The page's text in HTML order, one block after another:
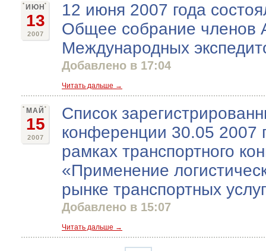
ИЮН
13
2007
12 июня 2007 года
Общее собрание членов
Международных
Добавлено в 17:04
Читать дальше →
МАЙ
15
2007
Список
конференции 30.05 2007
рамках транспортного
«Применение
рынке транспортных
Добавлено в 15:07
Читать дальше →